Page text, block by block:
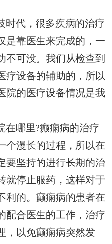
时代，很多疾病的治疗
是靠医生来完成的，一
不可没。我们从检查到
疗设备的辅助的，所以
院的医疗设备情况是我
在哪里?癫痫病的治疗
个漫长的过程，所以在
要坚持的进行长期的治
就停止服药，这样对于
利的。癫痫病的患者在
配合医生的工作，治疗
，以免癫痫病突然发